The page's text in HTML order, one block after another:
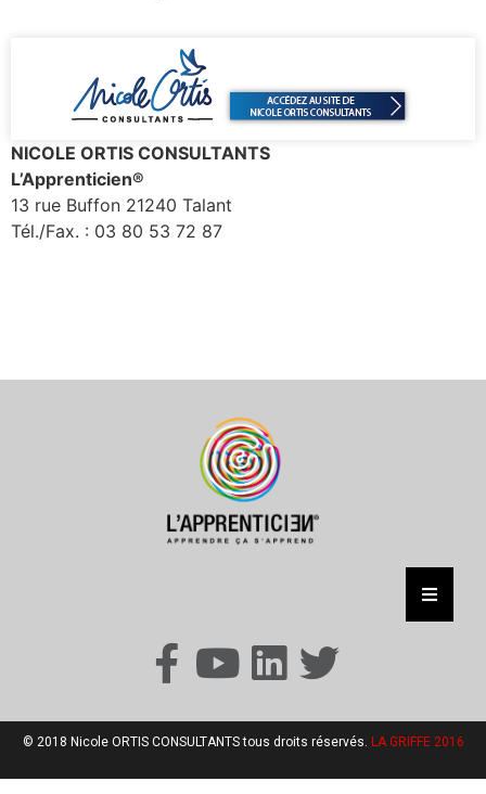
NICOLE ORTIS CONSULTANTS
L’Apprenticien®
13 rue Buffon 21240 Talant
Tél./Fax. : 03 80 53 72 87
© 2018 Nicole ORTIS CONSULTANTS tous droits réservés. LA GRIFFE 2016​